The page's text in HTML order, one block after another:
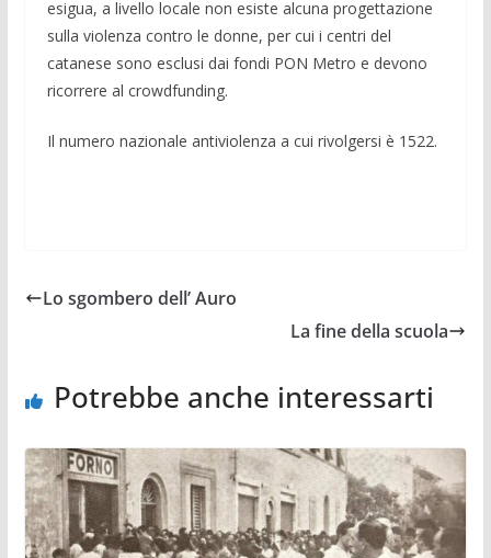
esigua, a livello locale non esiste alcuna progettazione
sulla violenza contro le donne, per cui i centri del
catanese sono esclusi dai fondi PON Metro e devono
ricorrere al crowdfunding.
Il numero nazionale antiviolenza a cui rivolgersi è 1522.
Lo sgombero dell’ Auro
La fine della scuola
Potrebbe anche interessarti